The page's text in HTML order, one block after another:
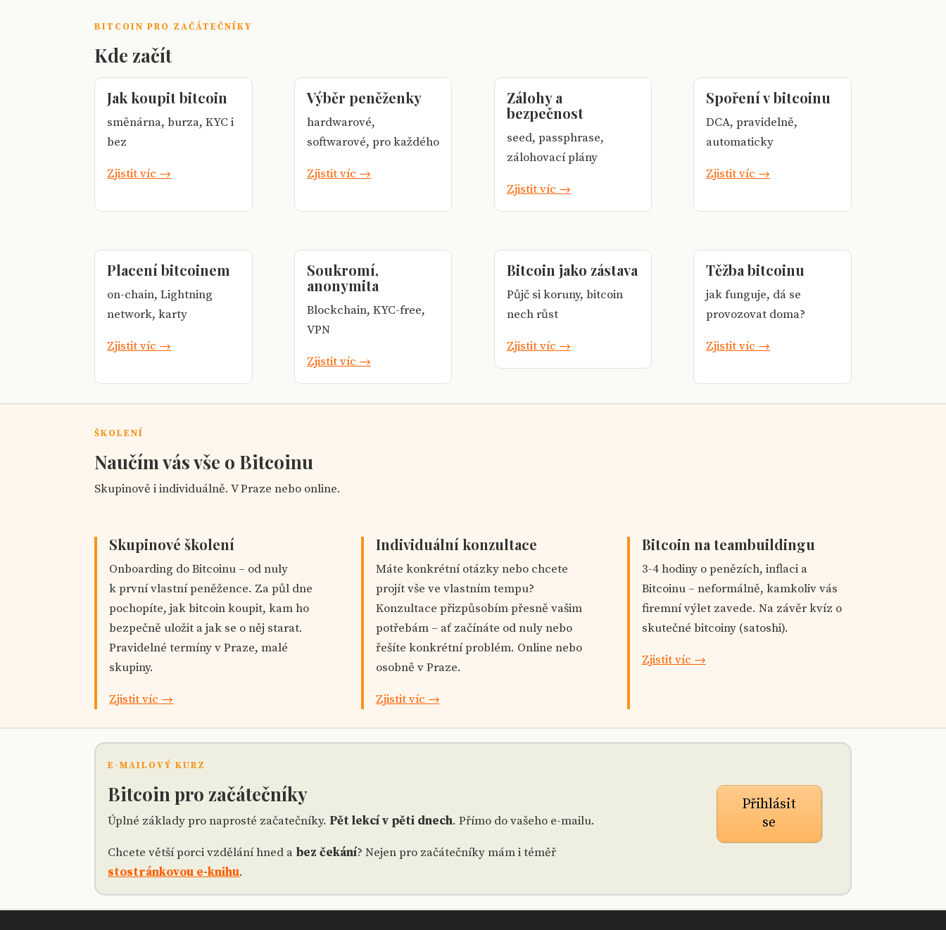
BITCOIN PRO ZAČÁTEČNÍKY
Kde začít
Jak koupit bitcoin
směnárna, burza, KYC i
bez
Zjistit víc →
Výběr peněženky
hardwarové,
softwarové, pro každého
Zjistit víc →
Zálohy a
bezpečnost
seed, passphrase,
zálohovací plány
Zjistit víc →
Spoření v bitcoinu
DCA, pravidelně,
automaticky
Zjistit víc →
Placení bitcoinem
on-chain, Lightning
network, karty
Zjistit víc →
Soukromí,
anonymita
Blockchain, KYC-free,
VPN
Zjistit víc →
Bitcoin jako zástava
Půjč si koruny, bitcoin
nech růst
Zjistit víc →
Těžba bitcoinu
jak funguje, dá se
provozovat doma?
Zjistit víc →
ŠKOLENÍ
Naučím vás vše o Bitcoinu
Skupinově i individuálně. V Praze nebo online.
Skupinové školení
Onboarding do Bitcoinu – od nuly
k první vlastní peněžence. Za půl dne
pochopíte, jak bitcoin koupit, kam ho
bezpečně uložit a jak se o něj starat.
Pravidelné termíny v Praze, malé
skupiny.
Zjistit víc →
Individuální konzultace
Máte konkrétní otázky nebo chcete
projít vše ve vlastním tempu?
Konzultace přizpůsobím přesně vašim
potřebám – ať začínáte od nuly nebo
řešíte konkrétní problém. Online nebo
osobně v Praze.
Zjistit víc →
Bitcoin na teambuildingu
3-4 hodiny o penězích, inflaci a
Bitcoinu – neformálně, kamkoliv vás
firemní výlet zavede. Na závěr kvíz o
skutečné bitcoiny (satoshi).
Zjistit víc →
E-MAILOVÝ KURZ
Bitcoin pro začátečníky
Úplné základy pro naprosté začatečníky. Pět lekcí v pěti dnech. Přímo do vašeho e-mailu.
Chcete větší porci vzdělání hned a bez čekání? Nejen pro začátečníky mám i téměř
stostránkovou e-knihu.
Přihlásit
se